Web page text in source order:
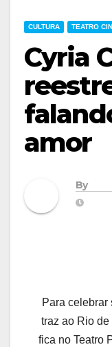
CULTURA TEATRO
Cyria
amor
By
Para celebrar
traz ao Rio
fica no Teatro